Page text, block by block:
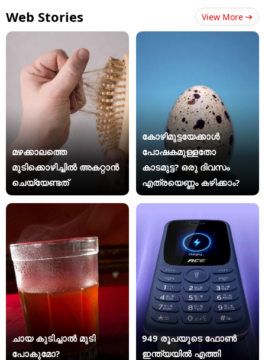
Web Stories View More
മഴക്കാലത്തെ
മുടിക്കൊഴിച്ചിൽ അകറ്റാൻ
ചെയ്യേണ്ടത്
കോഴിമുട്ടയേക്കാൾ
പോഷകമുള്ളതോ
കാടമുട്ട? ഒരു ദിവസം
എത്രയെണ്ണം കഴിക്കാം?
ചായ കുടിച്ചാൽ മുടി
പോകുമോ?
949 രൂപയുടെ ഫോൺ
ഇന്ത്യയിൽ എത്തി